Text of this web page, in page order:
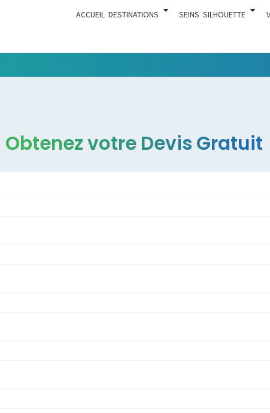
ACCUEIL DESTINATIONS SEINS SILHOUETTE
Tout Ce
Chirurgie
Esthétique
Obtenez votre Devis Gratuit